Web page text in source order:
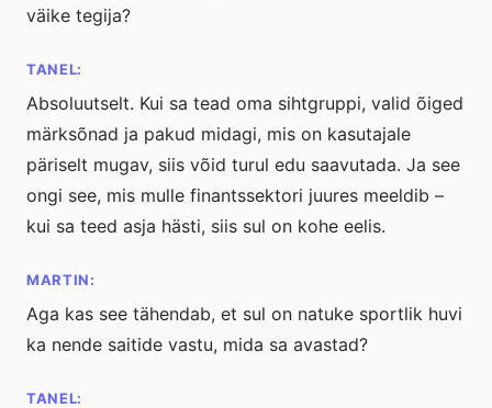
väike tegija?
TANEL:
Absoluutselt. Kui sa tead oma sihtgruppi, valid õiged
märksõnad ja pakud midagi, mis on kasutajale
päriselt mugav, siis võid turul edu saavutada. Ja see
ongi see, mis mulle finantssektori juures meeldib –
kui sa teed asja hästi, siis sul on kohe eelis.
MARTIN:
Aga kas see tähendab, et sul on natuke sportlik huvi
ka nende saitide vastu, mida sa avastad?
TANEL: